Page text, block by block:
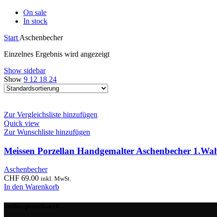
On sale
In stock
Start Aschenbecher
Einzelnes Ergebnis wird angezeigt
Show sidebar
Show 9 12 18 24
Zur Vergleichsliste hinzufügen
Quick view
Zur Wunschliste hinzufügen
Meissen Porzellan Handgemalter Aschenbecher
Aschenbecher
CHF 69.00 inkl. MwSt.
In den Warenkorb